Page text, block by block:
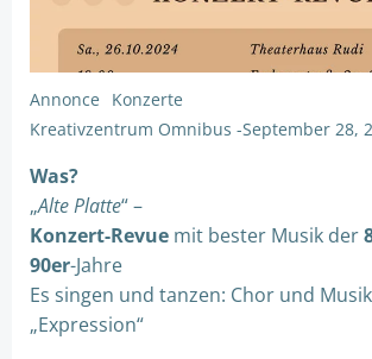
Annonce
Konzerte
Kreativzentrum Omnibus -September 28,
Was?
„Alte Platte“ –
Konzert-Revue mit bester Musik der
90er-Jahre
Es singen und tanzen: Chor und
„Expression“